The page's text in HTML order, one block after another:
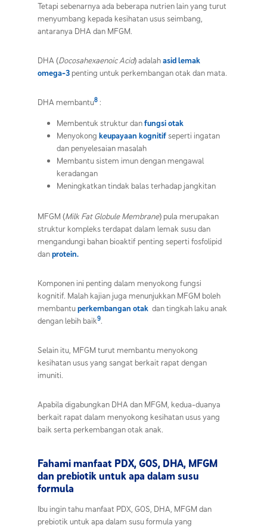
Tetapi sebenarnya ada beberapa nutrien lain yang turut
menyumbang kepada kesihatan usus seimbang,
antaranya DHA dan MFGM.
DHA (Docosahexaenoic Acid) adalahasid lemak
omega-3penting untuk perkembangan otak dan mata.
DHA membantu8 :
Membentuk struktur danfungsi otak
Menyokong keupayaan kognitifseperti ingatan
dan penyelesaian masalah
Membantu sistem imun dengan mengawal
keradangan
Meningkatkan tindak balas terhadap jangkitan
MFGM (Milk Fat Globule Membrane) pula merupakan
struktur kompleks terdapat dalam lemak susu dan
mengandungi bahan bioaktif penting seperti fosfolipid
danprotein.
Komponen ini penting dalam menyokong fungsi
kognitif. Malah kajian juga menunjukkan MFGM boleh
membantuperkembangan otak dan tingkah laku anak
dengan lebih baik9.
Selain itu, MFGM turut membantu menyokong
kesihatan usus yang sangat berkait rapat dengan
imuniti.
Apabila digabungkan DHA dan MFGM, kedua-duanya
berkait rapat dalam menyokong kesihatan usus yang
baik serta perkembangan otak anak.
Fahami manfaat PDX, GOS, DHA, MFGM
dan prebiotik untuk apa dalam susu
formula
Ibu ingin tahu manfaat PDX, GOS, DHA, MFGM dan
prebiotik untuk apa dalam susu formula yang